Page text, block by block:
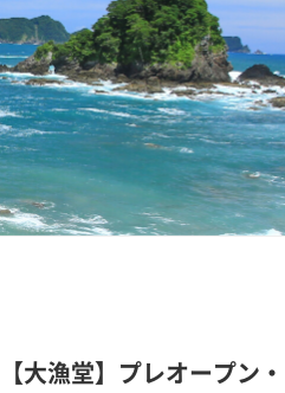
【大漁堂】プレオープン